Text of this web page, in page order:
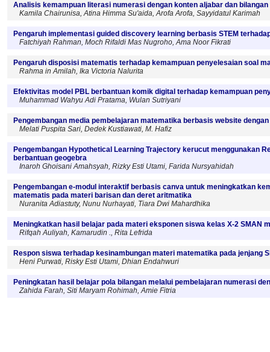
Analisis kemampuan literasi numerasi dengan konten aljabar dan bilangan
Kamila Chairunisa, Atina Himma Su'aida, Arofa Arofa, Sayyidatul Karimah
Pengaruh implementasi guided discovery learning berbasis STEM
Fatchiyah Rahman, Moch Rifaldi Mas Nugroho, Ama Noor Fikrati
Pengaruh disposisi matematis terhadap kemampuan penyelesaian soal
Rahma in Amilah, Ika Victoria Nalurita
Efektivitas model PBL berbantuan komik digital terhadap kemampuan
Muhammad Wahyu Adi Pratama, Wulan Sutriyani
Pengembangan media pembelajaran matematika berbasis website
Melati Puspita Sari, Dedek Kustiawati, M. Hafiz
Pengembangan Hypothetical Learning Trajectory kerucut menggunakan
berbantuan geogebra
Inaroh Ghoisani Amahsyah, Rizky Esti Utami, Farida Nursyahidah
Pengembangan e-modul interaktif berbasis canva untuk meningkatkan
matematis pada materi barisan dan deret aritmatika
Nuranita Adiastuty, Nunu Nurhayati, Tiara Dwi Mahardhika
Meningkatkan hasil belajar pada materi eksponen siswa kelas X-2 SMAN
Rifqah Auliyah, Kamarudin ., Rita Lefrida
Respon siswa terhadap kesinambungan materi matematika pada jenjang
Heni Purwati, Risky Esti Utami, Dhian Endahwuri
Peningkatan hasil belajar pola bilangan melalui pembelajaran numerasi
Zahida Farah, Siti Maryam Rohimah, Amie Fitria